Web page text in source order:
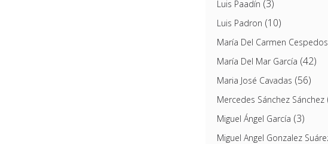
Luis Paadín (3)
Luis Padron (10)
María Del Carmen
María Del Mar García (42)
Maria José Cavadas (56)
Mercedes Sánchez Sánchez
Miguel Ángel García (3)
Miguel Angel Gonzalez